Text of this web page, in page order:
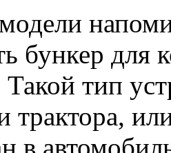
бункер для
Такой тип
в